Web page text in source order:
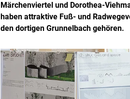
Märchenviertel und Dorothea-
haben attraktive Fuß- und
den dortigen Grunnelbach gehören.